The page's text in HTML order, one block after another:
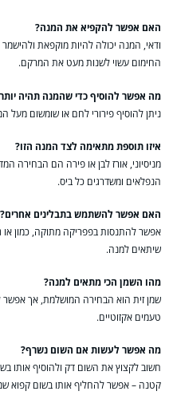
האם אפשר להקפיא את המנה?
ודאי, המנה יכולה להיות מוקפאת
החימום עשוי לשנות מעט את המרקם.
מה אפשר להוסיף כדי שהמנה תהיה
ניתן להוסיף פירורי לחם או שומשום מעל
איזו תוספת מתאימה לצד המנה הזו?
מניסיוני, אורז לבן או פירה הם הבחירה
הנפלאים ומשדרגים כל ביס.
האם אפשר להשתמש בתבלינים אחרים?
אפשר להתנסות בפפריקה מתוקה, כמון או
שיתאים למנה.
מהו השמן הכי מתאים למנה?
שמן זית הוא הבחירה המושלמת, אך
טעמים אקזוטיים.
מה אפשר לעשות אם השום נשרף?
חשוב לקצוץ את השום דק ולהוסיף אותו
קטנה – אפשר להחליף אותו בשום קפוא